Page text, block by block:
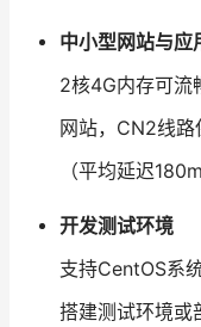
中小型网站与应
2核4G内存可流
网站，CN2线
（平均延迟
开发测试环境
支持CentOS系
搭建测试环境或